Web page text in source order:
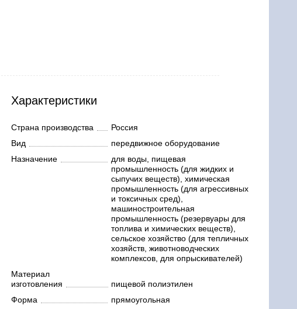
Характеристики
Страна производства
Россия
Вид
передвижное оборудование
Назначение
для воды, пищевая
промышленность (для жидких и
сыпучих веществ), химическая
промышленность (для агрессивных
и токсичных сред),
машиностроительная
промышленность (резервуары для
топлива и химических веществ),
сельское хозяйство (для тепличных
хозяйств, животноводческих
комплексов, для опрыскивателей)
Материал
изготовления
пищевой полиэтилен
Форма
прямоугольная